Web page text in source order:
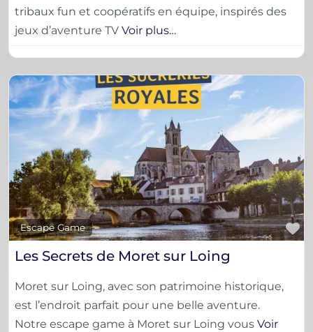
tribaux fun et coopératifs en équipe, inspirés des
jeux d’aventure TV Voir plus…
Escape Game
Les Secrets de Moret sur Loing
Moret sur Loing, avec son patrimoine historique,
est l’endroit parfait pour une belle aventure.
Notre escape game à Moret sur Loing vous Voir